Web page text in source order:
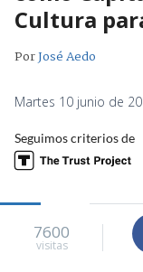
Cultura
PorJosé Aedo
Martes 10 junio de
Seguimos criterios de
7600
visitas